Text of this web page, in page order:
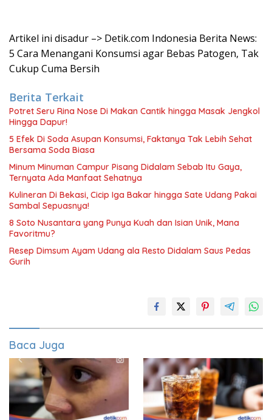
Artikel ini disadur –> Detik.com Indonesia Berita News:
5 Cara Menangani Konsumsi agar Bebas Patogen, Tak
Cukup Cuma Bersih
Berita Terkait
Potret Seru Rina Nose Di Makan Cantik hingga Masak Jengkol
Hingga Dapur!
5 Efek Di Soda Asupan Konsumsi, Faktanya Tak Lebih Sehat
Bersama Soda Biasa
Minum Minuman Campur Pisang Didalam Sebab Itu Gaya,
Ternyata Ada Manfaat Sehatnya
Kulineran Di Bekasi, Cicip Iga Bakar hingga Sate Udang Pakai
Sambal Sepuasnya!
8 Soto Nusantara yang Punya Kuah dan Isian Unik, Mana
Favoritmu?
Resep Dimsum Ayam Udang ala Resto Didalam Saus Pedas
Gurih
Baca Juga